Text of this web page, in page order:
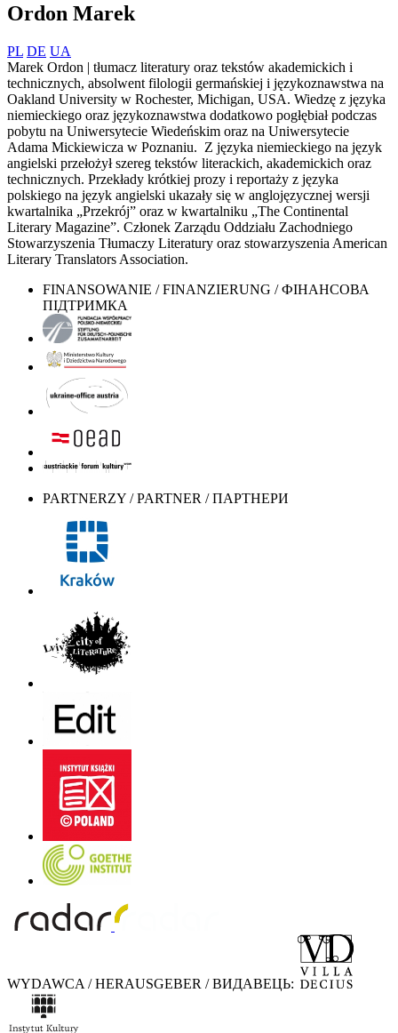
Ordon Marek
PL DE UA
Marek Ordon | tłumacz literatury oraz tekstów akademickich i
technicznych, absolwent filologii germańskiej i językoznawstwa na
Oakland University w Rochester, Michigan, USA. Wiedzę z języka
niemieckiego oraz językoznawstwa dodatkowo pogłębiał podczas
pobytu na Uniwersytecie Wiedeńskim oraz na Uniwersytecie
Adama Mickiewicza w Poznaniu. Z języka niemieckiego na język
angielski przełożył szereg tekstów literackich, akademickich oraz
technicznych. Przekłady krótkiej prozy i reportaży z języka
polskiego na język angielski ukazały się w anglojęzycznej wersji
kwartalnika „Przekrój” oraz w kwartalniku „The Continental
Literary Magazine”. Członek Zarządu Oddziału Zachodniego
Stowarzyszenia Tłumaczy Literatury oraz stowarzyszenia American
Literary Translators Association.
FINANSOWANIE / FINANZIERUNG / ФІНАНСОВА
ПІДТРИМКА
PARTNERZY / PARTNER / ПАРТНЕРИ
WYDAWCA / HERAUSGEBER / ВИДАВЕЦЬ: